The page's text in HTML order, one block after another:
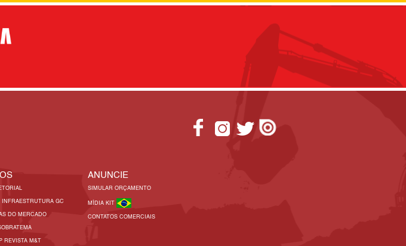
INFRAESTRUTURA GC
DO MERCADO
REVISTA M&T
ANUNCIE
SIMULAR ORÇAMENTO
MÍDIA KIT
CONTATOS COMERCIAIS